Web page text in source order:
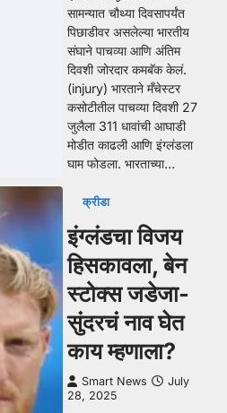
सामन्यात चौथ्या दिवसापर्यंत
पिछाडीवर असलेल्या भारतीय
संघाने पाचव्या आणि अंतिम
दिवशी जोरदार कमबॅक केलं.
(injury) भारताने मँचेस्टर
कसोटीतील पाचव्या दिवशी 27
जुलैला 311 धावांची आघाडी
मोडीत काढली आणि इंग्लंडला
घाम फोडला. भारताच्या…
क्रीडा
इंग्लंडचा विजय
हिसकावला, बेन
स्टोक्स जडेजा-
सुंदरचं नाव घेत
काय म्हणाला?
Smart News
July
28, 2025